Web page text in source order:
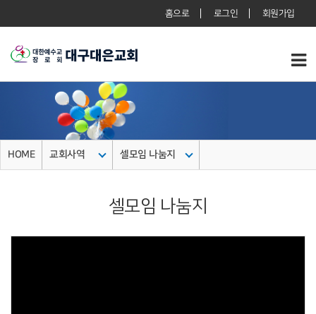
홈으로 로그인 회원가입
HOME 교회사역 셀모임 나눔지
셀모임 나눔지